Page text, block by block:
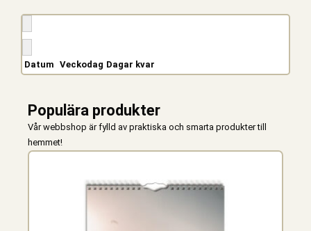
Datum Vecko­dag Dagar kvar
Populära produkter
Vår webbshop är fylld av praktiska och smarta produkter till
hemmet!